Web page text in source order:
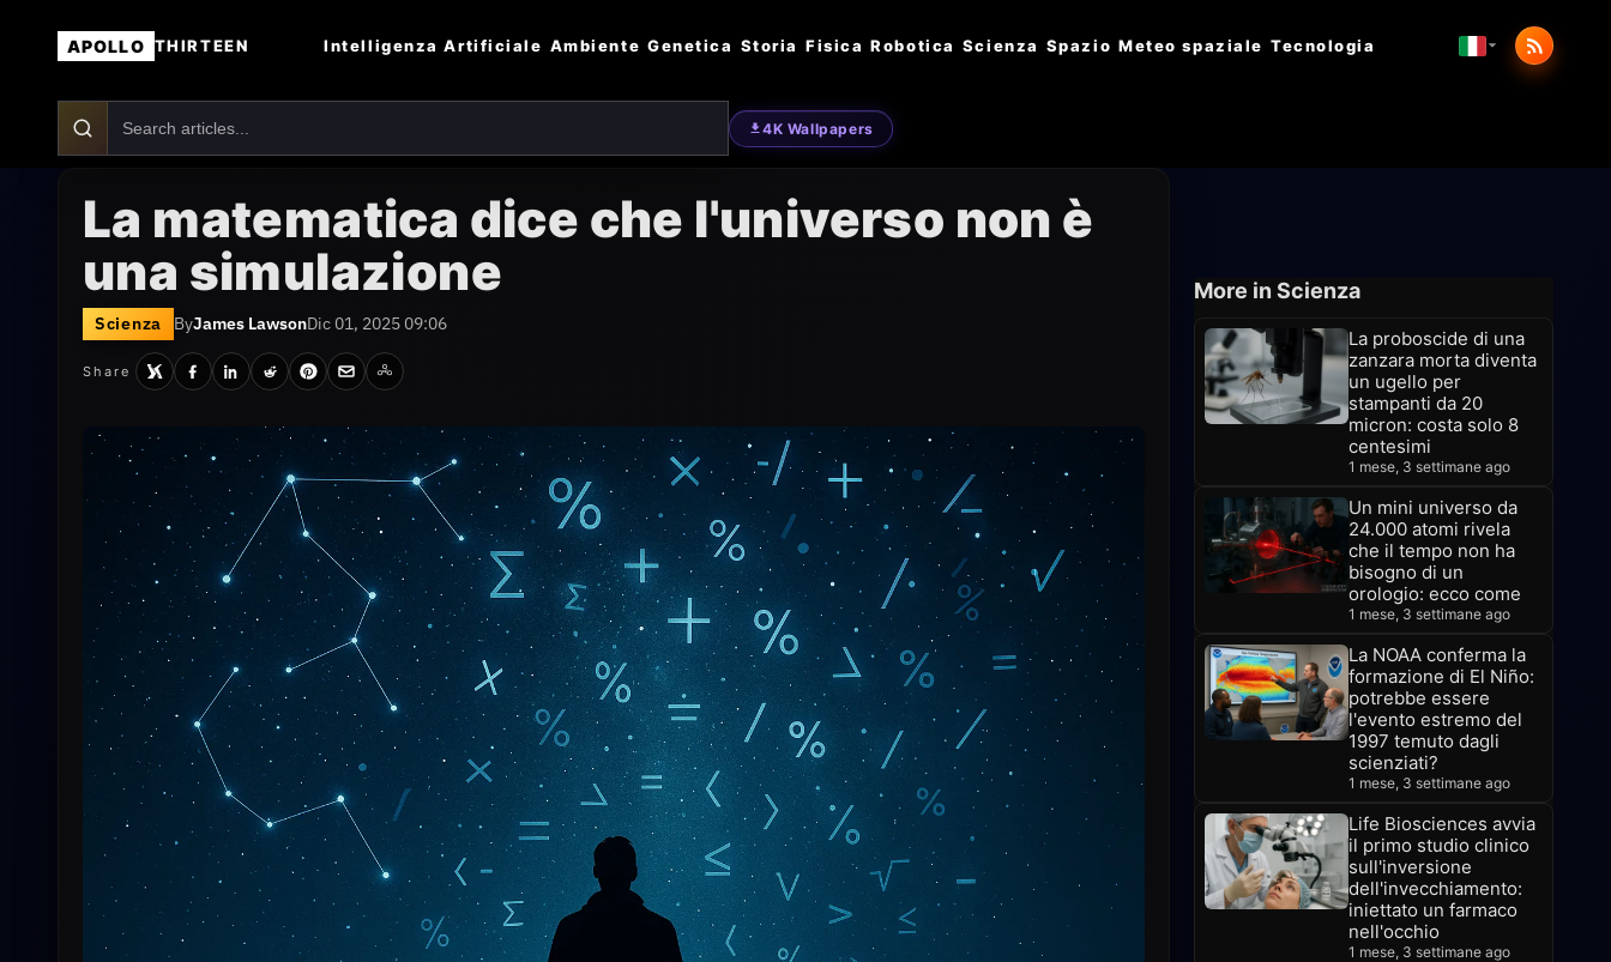
APOLLO THIRTEEN Intelligenza Artificiale Ambiente Genetica Storia Fisica Robotica Scienza Spazio Meteo spaziale Tecnologia
4K Wallpapers
La matematica dice che l'universo non è
una simulazione
Scienza ByJames LawsonDic 01, 2025 09:06
Share
More in Scienza
La proboscide di una
zanzara morta diventa
un ugello per
stampanti da 20
micron: costa solo 8
centesimi
1 mese, 3 settimane ago
Un mini universo da
24.000 atomi rivela
che il tempo non ha
bisogno di un
orologio: ecco come
1 mese, 3 settimane ago
La NOAA conferma la
formazione di El Niño:
potrebbe essere
l'evento estremo del
1997 temuto dagli
scienziati?
1 mese, 3 settimane ago
Life Biosciences avvia
il primo studio clinico
sull'inversione
dell'invecchiamento:
iniettato un farmaco
nell'occhio
1 mese, 3 settimane ago